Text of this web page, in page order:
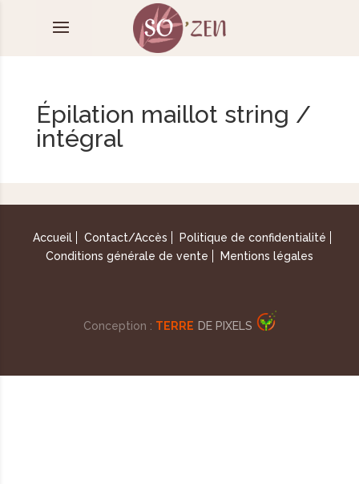
Épilation maillot string /
intégral
Accueil Contact/Accès
Politique de confidentialité
Conditions générale de vente
Mentions légales
Conception : TERRE DE PIXELS